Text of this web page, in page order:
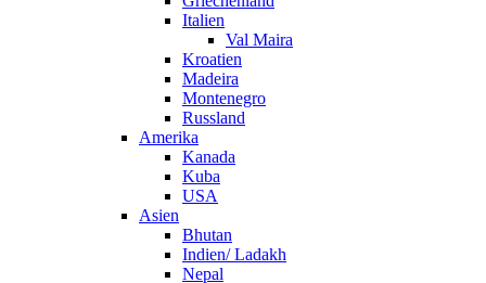
Italien
Val Maira
Kroatien
Madeira
Montenegro
Russland
Amerika
Kanada
Kuba
USA
Asien
Bhutan
Indien/ Ladakh
Nepal